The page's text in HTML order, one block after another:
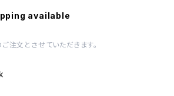
available
注文とさせていただきます。